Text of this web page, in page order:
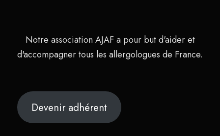
Notre association AJAF a pour but d'aider et
d'accompagner tous les allergologues de France.
Devenir adhérent